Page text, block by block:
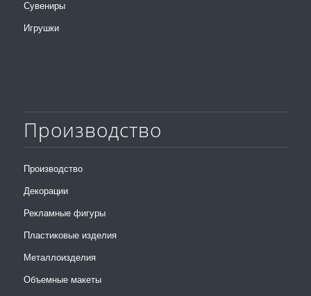
Сувениры
Игрушки
Производство
Производство
Декорации
Рекламные фигуры
Пластиковые изделия
Металлоизделия
Объемные макеты